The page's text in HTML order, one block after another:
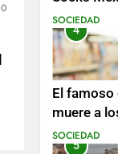
0
SOCIEDAD
4
El famoso
muere a
SOCIEDAD
5